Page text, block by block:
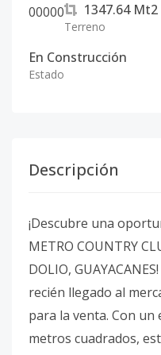
00000 1347.64 Mt2
Terreno
En Construcción
Estado
Descripción
¡Descubre una
METRO COUNTRY
DOLIO,
recién llegado al
para la venta. Con un
metros cuadrados,